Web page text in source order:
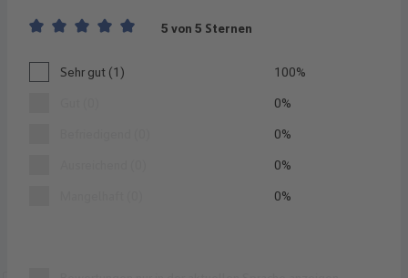
5 von 5 Sternen
Sehr gut (1) 100%
0%
0%
0%
0%